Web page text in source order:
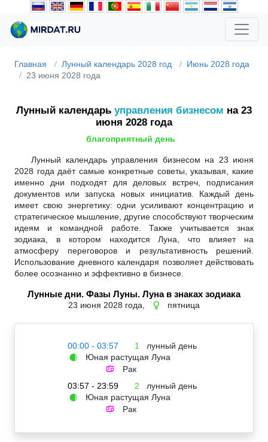
Главная Лунный календарь 2028 год
Июнь 2028 года
23 июня 2028 года
Лунный календарь управления бизнесом на 23
июня 2028 года
благоприятный день
Лунный календарь управления бизнесом на 23 июня
2028 года даёт самые конкретные советы, указывая, какие
именно дни подходят для деловых встреч, подписания
документов или запуска новых инициатив. Каждый день
имеет свою энергетику: одни усиливают концентрацию и
стратегическое мышление, другие способствуют творческим
идеям и командной работе. Также учитывается знак
зодиака, в котором находится Луна, что влияет на
атмосферу переговоров и результативность решений.
Использование дневного календаря позволяет действовать
более осознанно и эффективно в бизнесе.
Лунные дни. Фазы Луны. Луна в знаках зодиака
23 июня 2028 года, ♀ пятница
00:00 - 03:57 1 лунный день
🌒 Юная растущая Луна
♋
Рак
03:57 - 23:59
2 лунный день
🌒 Юная растущая Луна
♋ Рак